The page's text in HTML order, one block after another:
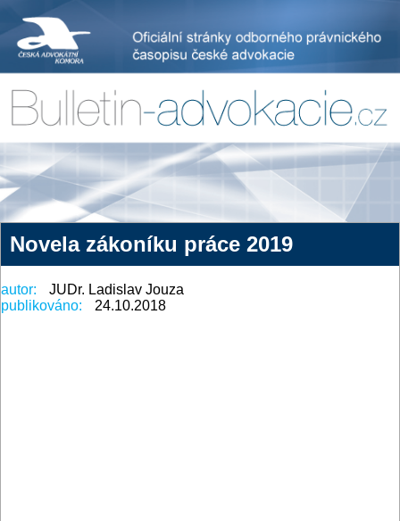
Novela zákoníku práce 2019
autor:
JUDr. Ladislav Jouza
publikováno:
24.10.2018